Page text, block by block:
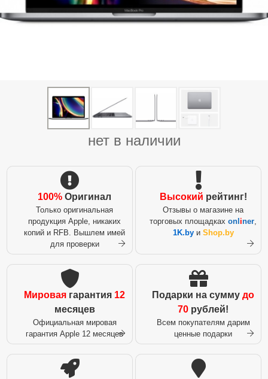
нет в наличии
100% Оригинал
Только оригинальная
продукция Apple, никаких
копий и RFB. Вышлем имей
для проверки
Высокий рейтинг!
Отзывы о магазине на
торговых площадках onl iner,
1K.byи Shop.by
Мировая гарантия 12
месяцев
Официальная мировая
гарантия Apple 12 месяцев
Подарки на сумму до
70 рублей!
Всем покупателям дарим
ценные подарки